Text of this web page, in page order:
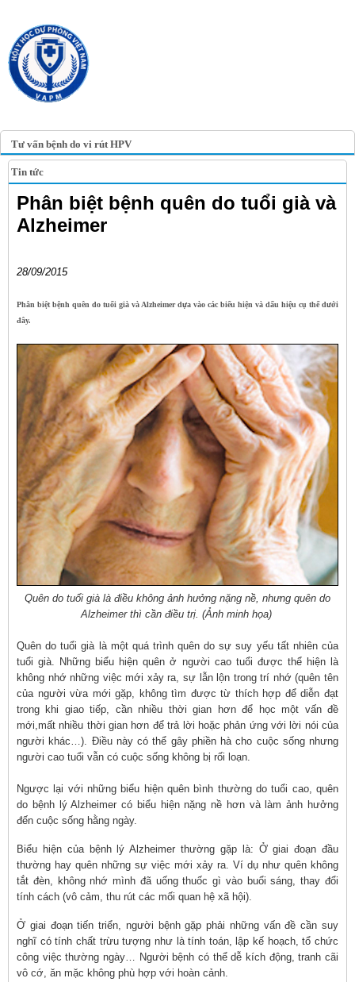
Tư vấn bệnh do vi rút HPV
Tin tức
Phân biệt bệnh quên do tuổi già và
Alzheimer
28/09/2015
Phân biệt bệnh quên do tuổi già và Alzheimer dựa vào các biểu hiện và dấu hiệu cụ thể dưới
đây.
Quên do tuổi già là điều không ảnh hưởng nặng nề, nhưng quên do
Alzheimer thì cần điều trị. (Ảnh minh họa)
Quên do tuổi già là một quá trình quên do sự suy yếu tất nhiên của
tuổi già. Những biểu hiện quên ở người cao tuổi được thể hiện là
không nhớ những việc mới xảy ra, sự lẫn lộn trong trí nhớ (quên tên
của người vừa mới gặp, không tìm được từ thích hợp để diễn đạt
trong khi giao tiếp, cần nhiều thời gian hơn để học một vấn đề
mới,mất nhiều thời gian hơn để trả lời hoặc phản ứng với lời nói của
người khác…). Điều này có thể gây phiền hà cho cuộc sống nhưng
người cao tuổi vẫn có cuộc sống không bị rối loạn.
Ngược lại với những biểu hiện quên bình thường do tuổi cao, quên
do bệnh lý Alzheimer có biểu hiện nặng nề hơn và làm ảnh hưởng
đến cuộc sống hằng ngày.
Biểu hiện của bệnh lý Alzheimer thường gặp là: Ở giai đoạn đầu
thường hay quên những sự việc mới xảy ra. Ví dụ như quên không
tắt đèn, không nhớ mình đã uống thuốc gì vào buổi sáng, thay đổi
tính cách (vô cảm, thu rút các mối quan hệ xã hội).
Ở giai đoạn tiến triển, người bệnh gặp phải những vấn đề cần suy
nghĩ có tính chất trừu tượng như là tính toán, lập kế hoạch, tổ chức
công việc thường ngày… Người bệnh có thể dễ kích động, tranh cãi
vô cớ, ăn mặc không phù hợp với hoàn cảnh.